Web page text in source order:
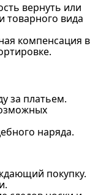
вернуть или
товарного вида
компенсация в
за платьем.
наряда.
покупку.